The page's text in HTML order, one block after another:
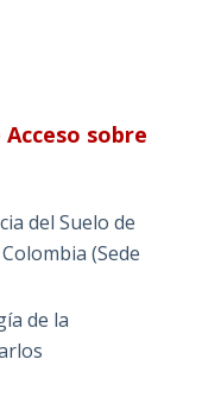
sobre
del Suelo de
(Sede
de la